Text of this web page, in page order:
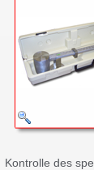
Kontrolle des